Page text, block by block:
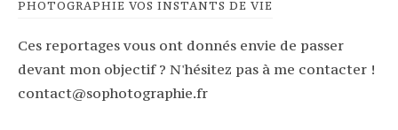
PHOTOGRAPHIE VOS INSTANTS DE VIE
Ces reportages vous ont donnés envie de passer
devant mon objectif ? N'hésitez pas à me contacter !
contact@sophotographie.fr